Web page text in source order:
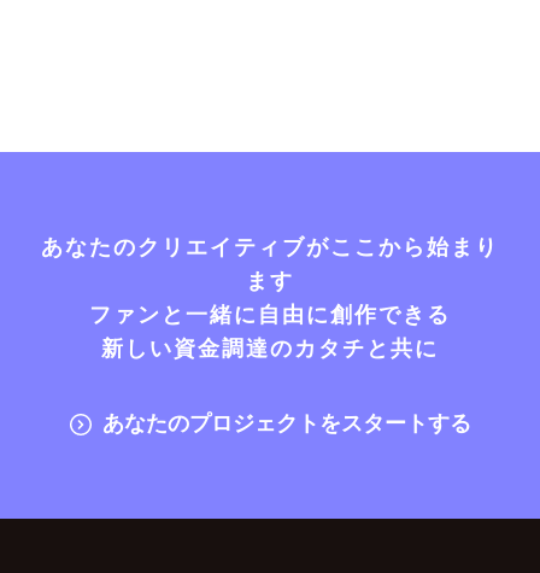
あなたのクリエイティブがここから始まり
ます
ファンと一緒に自由に創作できる
新しい資金調達のカタチと共に
あなたのプロジェクトをスタートする